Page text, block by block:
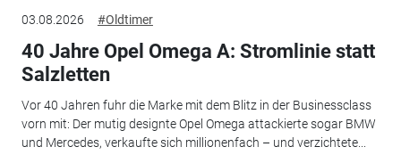
03.08.2026 #Oldtimer
40 Jahre Opel Omega A: Stromlinie statt
Salzletten
Vor 40 Jahren fuhr die Marke mit dem Blitz in der Businessclass
vorn mit: Der mutig designte Opel Omega attackierte sogar BMW
und Mercedes, verkaufte sich millionenfach – und verzichtete...